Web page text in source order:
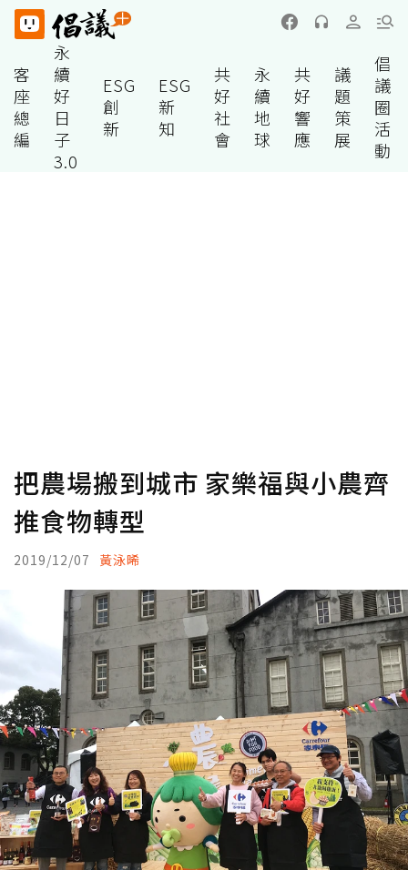
客
座
總
編
永
續
好
日
子
3.0
ESG
創
新
ESG
新
知
共
好
社
會
永
續
地
球
共
好
響
應
議
題
策
展
倡
議
圈
活
動
把農場搬到城市 家樂福與小農齊
推食物轉型
2019/12/07 黃泳晞